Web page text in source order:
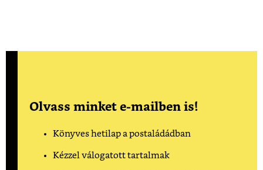
Olvass minket e-mailben is!
Könyves hetilap a postaládádban
Kézzel válogatott tartalmak